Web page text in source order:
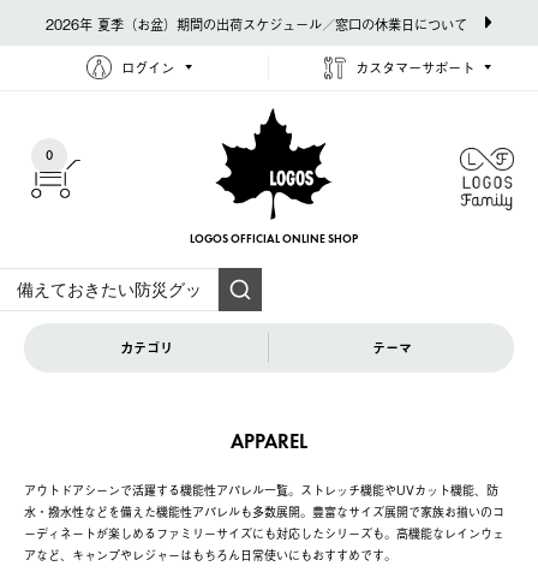
2026年 夏季（お盆）期間の出荷スケジュール／窓口の休業日について
ログイン カスタマーサポート
0
LOGOS OFFICIAL ONLINE SHOP
カテゴリ テーマ
APPAREL
アウトドアシーンで活躍する機能性アパレル一覧。ストレッチ機能やUVカット機能、防
水・撥水性などを備えた機能性アパレルも多数展開。豊富なサイズ展開で家族お揃いのコ
ーディネートが楽しめるファミリーサイズにも対応したシリーズも。高機能なレインウェ
アなど、キャンプやレジャーはもちろん日常使いにもおすすめです。